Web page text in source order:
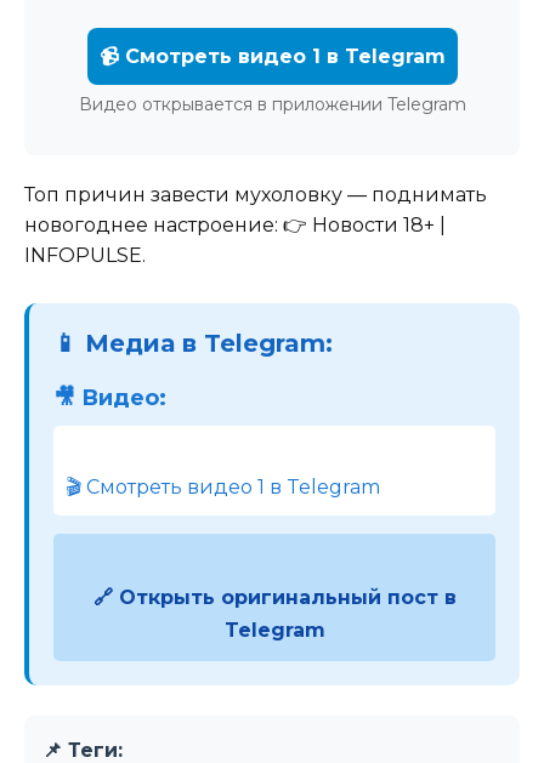
📹 Смотреть видео 1 в Telegram
Видео открывается в приложении Telegram
Топ причин завести мухоловку — поднимать
новогоднее настроение: 👉 Новости 18+ |
INFOPULSE.
📱 Медиа в Telegram:
🎥 Видео:
🎬 Смотреть видео 1 в Telegram
🔗 Открыть оригинальный пост в
Telegram
📌 Теги: